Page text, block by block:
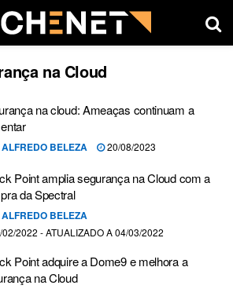
na Cloud
na cloud: Ameaças continuam a
ALFREDO BELEZA 20/08/2023
Point amplia segurança na Cloud com a
da Spectral
ALFREDO BELEZA
2022 - ATUALIZADO A 04/03/2022
Point adquire a Dome9 e melhora a
na Cloud